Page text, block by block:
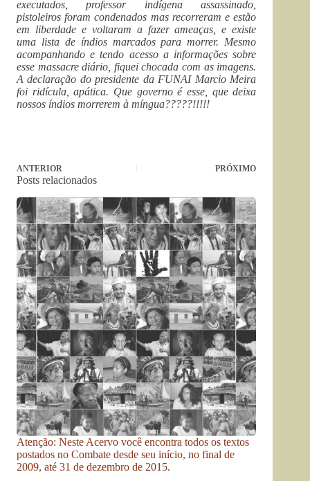
executados, professor indígena assassinado,
pistoleiros foram condenados mas recorreram e estão
em liberdade e voltaram a fazer ameaças, e existe
uma lista de índios marcados para morrer. Mesmo
acompanhando e tendo acesso a informações sobre
esse massacre diário, fiquei chocada com as imagens.
A declaração do presidente da FUNAI Marcio Meira
foi ridícula, apática. Que governo é esse, que deixa
nossos índios morrerem à míngua?????!!!!!
ANTERIOR PRÓXIMO
Posts relacionados
Atenção: Neste Acervo você encontra todos os textos
postados no Combate desde seu início, no final de
2009, até 31 de dezembro de 2015.